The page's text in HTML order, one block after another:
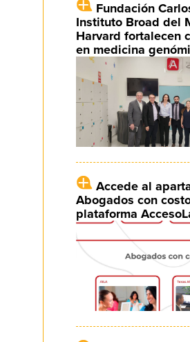
Fundación
Instituto Broad del
Harvard fortalecen
en medicina
Accede al
Abogados con
plataforma